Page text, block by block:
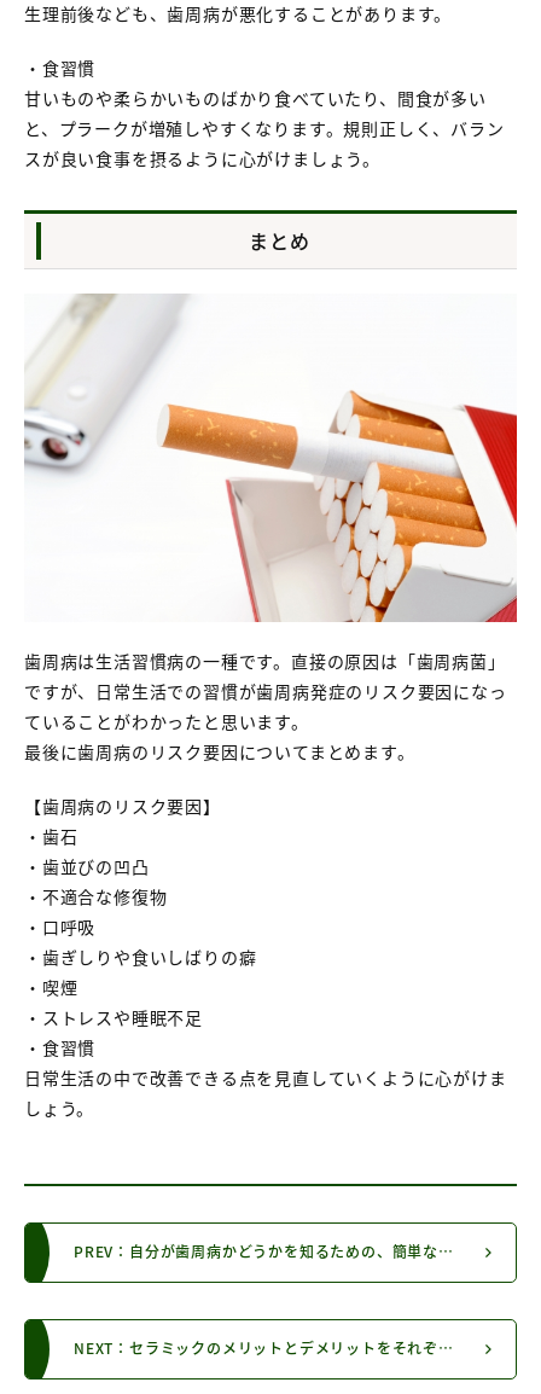
生理前後なども、歯周病が悪化することがあります。
・食習慣
甘いものや柔らかいものばかり食べていたり、間食が多い
と、プラークが増殖しやすくなります。規則正しく、バラン
スが良い食事を摂るように心がけましょう。
まとめ
歯周病は生活習慣病の一種です。直接の原因は「歯周病菌」
ですが、日常生活での習慣が歯周病発症のリスク要因になっ
ていることがわかったと思います。
最後に歯周病のリスク要因についてまとめます。
【歯周病のリスク要因】
・歯石
・歯並びの凹凸
・不適合な修復物
・口呼吸
・歯ぎしりや食いしばりの癖
・喫煙
・ストレスや睡眠不足
・食習慣
日常生活の中で改善できる点を見直していくように心がけま
しょう。
PREV：自分が歯周病かどうかを知るための、簡単な自己診断の方法ってありますか？
NEXT：セラミックのメリットとデメリットをそれぞれ教えてください